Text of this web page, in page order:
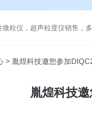
声粒度仪销售，多功能超声粒度分析仪，粒
> 胤煌科技邀您参加
胤煌科技